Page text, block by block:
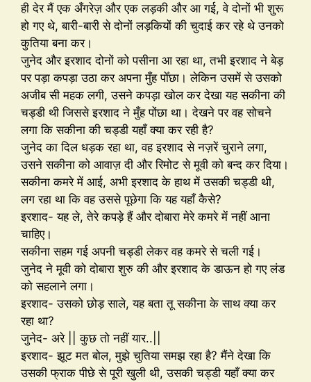
ही देर मैं एक अँगरेज़ और एक लड़की और आ गई, वे दोनों भी शुरू
हो गए थे, बारी-बारी से दोनों लड़कियों की चुदाई कर रहे थे उनको
कुतिया बना कर।
जुनेद और इरशाद दोनों को पसीना आ रहा था, तभी इरशाद ने बेड़
पर पड़ा कपड़ा उठा कर अपना मुँह पोँछा। लेकिन उसमें से उसको
अजीब सी महक लगी, उसने कपड़ा खोल कर देखा यह सकीना की
चड्डी थी जिससे इरशाद ने मुँह पोंछा था। देखने पर वह सोचने
लगा कि सकीना की चड्डी यहाँ क्या कर रही है?
जुनेद का दिल धड़क रहा था, वह इरशाद से नज़रें चुराने लगा,
उसने सकीना को आवाज़ दी और रिमोट से मूवी को बन्द कर दिया।
सकीना कमरे में आई, अभी इरशाद के हाथ में उसकी चड्डी थी,
लग रहा था कि वह उससे पूछेगा कि यह यहाँ कैसे?
इरशाद- यह ले, तेरे कपड़े हैं और दोबारा मेरे कमरे में नहीं आना
चाहिए।
सकीना सहम गई अपनी चड्डी लेकर वह कमरे से चली गई।
जुनेद ने मूवी को दोबारा शुरु की और इरशाद के डाऊन हो गए लंड
को सहलाने लगा।
इरशाद- उसको छोड़ साले, यह बता तू सकीना के साथ क्या कर
रहा था?
जुनेद- अरे || कुछ तो नहीं यार..||
इरशाद- झूट मत बोल, मुझे चुतिया समझ रहा है? मैंने देखा कि
उसकी फ्राक पीछे से पूरी खुली थी, उसकी चड्डी यहाँ क्या कर